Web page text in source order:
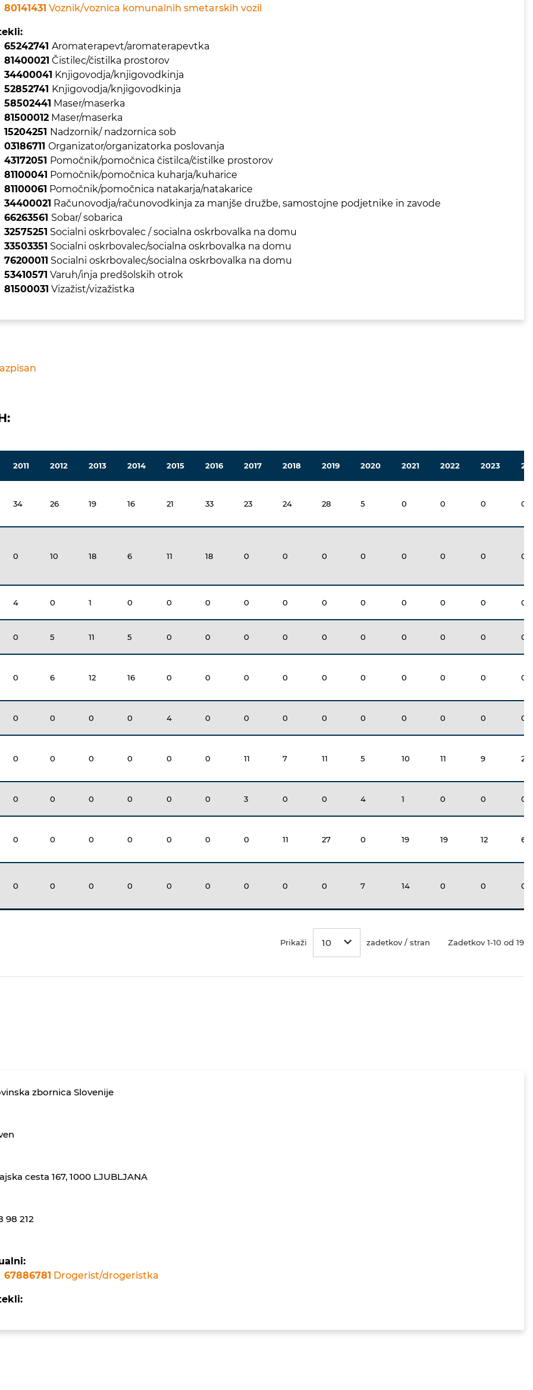
80141431 Voznik/voznica komunalnih smetarskih vozil
65242741 Aromaterapevt/aromaterapevtka
81400021 Čistilec/čistilka prostorov
34400041 Knjigovodja/knjigovodkinja
52852741 Knjigovodja/knjigovodkinja
58502441 Maser/maserka
81500012 Maser/maserka
15204251 Nadzornik/ nadzornica sob
03186711 Organizator/organizatorka poslovanja
43172051 Pomočnik/pomočnica čistilca/čistilke prostorov
81100041 Pomočnik/pomočnica kuharja/kuharice
81100061 Pomočnik/pomočnica natakarja/natakarice
34400021 Računovodja/računovodkinja za manjše družbe, samostojne podjetnike in zavode
66263561 Sobar/ sobarica
32575251 Socialni oskrbovalec / socialna oskrbovalka na domu
33503351 Socialni oskrbovalec/socialna oskrbovalka na domu
76200011 Socialni oskrbovalec/socialna oskrbovalka na domu
53410571 Varuh/inja predšolskih otrok
81500031 Vizažist/vizažistka
2011 2012 2013 2014 2015 2016 2017 2018 2019 2020 2021 2022 2023
34 26 19 16 21 33 23 24 28 5 0 0 0 0
0 10 18 6 11 18 0 0 0 0 0 0 0 0
4 0 1 0 0 0 0 0 0 0 0 0 0 0
0 5 11 5 0 0 0 0 0 0 0 0 0 0
0 6 12 16 0 0 0 0 0 0 0 0 0 0
0 0 0 0 4 0 0 0 0 0 0 0 0 0
0 0 0 0 0 0 11 7 11 5 10 11 9 24
0 0 0 0 0 0 3 0 0 4 1 0 0 0
0 0 0 0 0 0 0 11 27 0 19 19 12 6
0 0 0 0 0 0 0 0 0 7 14 0 0 0
Prikaži 10 zadetkov / stran Zadetkov 1-10 od 19
zbornica Slovenije
cesta 167, 1000 LJUBLJANA
98 212
67886781 Drogerist/drogeristka